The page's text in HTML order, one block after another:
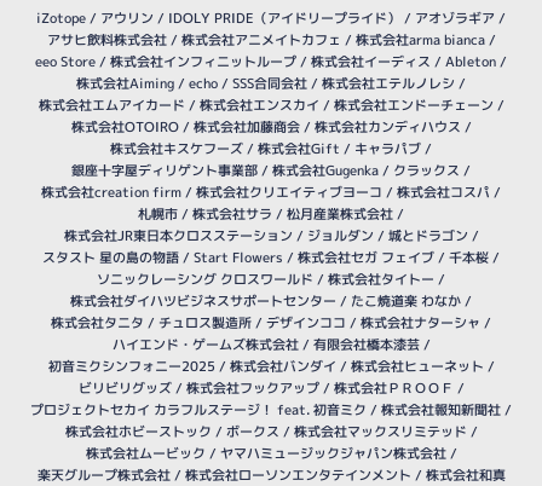
iZotope/ アウリン / IDOLY PRIDE（アイドリープライド） / アオゾラギア /
アサヒ飲料株式会社/ 株式会社アニメイトカフェ / 株式会社arma bianca/
eeo Store/ 株式会社インフィニットループ/ 株式会社イーディス / Ableton/
株式会社Aiming/ echo/ SSS合同会社/ 株式会社エテルノレシ /
株式会社エムアイカード / 株式会社エンスカイ / 株式会社エンドーチェーン /
株式会社OTOIRO/ 株式会社加藤商会/ 株式会社カンディハウス /
株式会社キスケフーズ/ 株式会社Gift / キャラパブ/
銀座十字屋ディリゲント事業部/ 株式会社Gugenka/ クラックス /
株式会社creation firm/ 株式会社クリエイティブヨーコ / 株式会社コスパ /
札幌市/ 株式会社サラ / 松月産業株式会社/
株式会社JR東日本クロスステーション / ジョルダン / 城とドラゴン /
スタスト 星の島の物語/ Start Flowers / 株式会社セガ フェイブ/ 千本桜/
ソニックレーシング クロスワールド / 株式会社タイトー /
株式会社ダイハツビジネスサポートセンター / たこ焼道楽 わなか/
株式会社タニタ / チュロス製造所/ デザインココ / 株式会社ナターシャ /
ハイエンド・ゲームズ株式会社/ 有限会社橋本漆芸/
初音ミクシンフォニー2025 / 株式会社バンダイ / 株式会社ヒューネット /
ビリビリグッズ/ 株式会社フックアップ/ 株式会社ＰＲＯＯＦ /
プロジェクトセカイ カラフルステージ！ feat. 初音ミク / 株式会社報知新聞社/
株式会社ホビーストック / ボークス / 株式会社マックスリミテッド /
株式会社ムービック / ヤマハミュージックジャパン株式会社/
楽天グループ株式会社/ 株式会社ローソンエンタテインメント / 株式会社和真